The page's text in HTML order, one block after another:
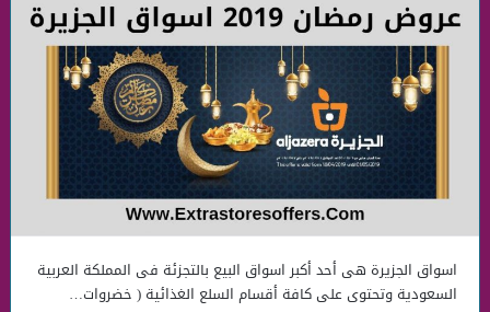
اسواق الجزيرة هى أحد أكبر اسواق البيع بالتجزئة فى المملكة العربية
السعودية وتحتوى على كافة أقسام السلع الغذائية ( خضروات…